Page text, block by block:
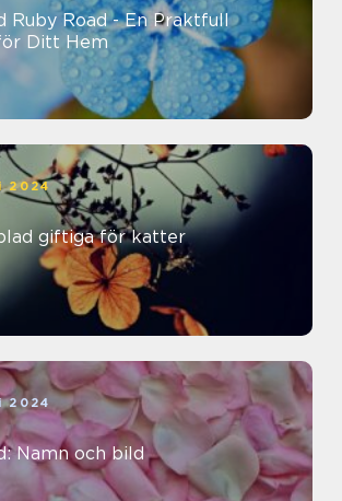
Ruby Road - En Praktfull
Ditt Hem
2024
giftiga för katter
2024
Namn och bild